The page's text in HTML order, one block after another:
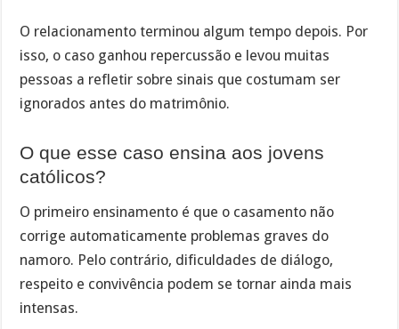
O relacionamento terminou algum tempo depois. Por
isso, o caso ganhou repercussão e levou muitas
pessoas a refletir sobre sinais que costumam ser
ignorados antes do matrimônio.
O que esse caso ensina aos jovens
católicos?
O primeiro ensinamento é que o casamento não
corrige automaticamente problemas graves do
namoro. Pelo contrário, dificuldades de diálogo,
respeito e convivência podem se tornar ainda mais
intensas.